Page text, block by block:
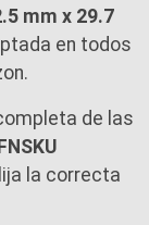
mm x 29.7
en todos
de las
la correcta